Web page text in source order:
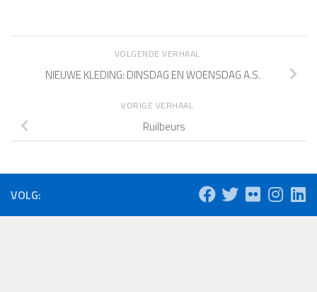
VOLGENDE VERHAAL
NIEUWE KLEDING: DINSDAG EN WOENSDAG A.S.
VORIGE VERHAAL
Ruilbeurs
VOLG: